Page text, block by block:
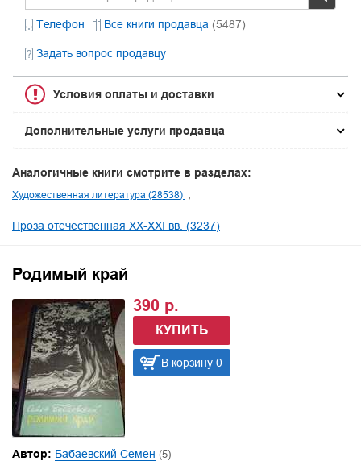
Телефон Все книги продавца (5487)
Задать вопрос продавцу
Условия оплаты и доставки
Дополнительные услуги продавца
Аналогичные книги смотрите в разделах:
Художественная литература (28538)
Проза отечественная XX-XXI вв. (3237)
Родимый край
390 р.
КУПИТЬ
В корзину 0
Автор: Бабаевский Семен (5)